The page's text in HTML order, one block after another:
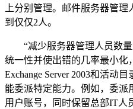
上分别管理。邮件服务器管
到仅仅2人。
“减少服务器管理人员数量
统一性并使出错的几率最小化
Exchange Server 2003和活动
能委派特定能力。例如，委派
用户账号，同时保留总部IT人